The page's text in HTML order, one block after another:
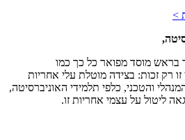
>
בראש מוסד מפואר כל כך כמו
רק זכות: בצידה מוטלת עלי אחריות
והטכני, כלפי תלמידי האוניברסיטה,
ליטול על עצמי אחריות זו.